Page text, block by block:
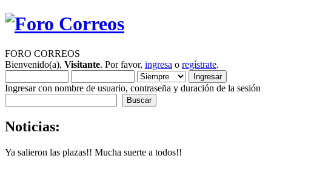
FORO CORREOS
Bienvenido(a), Visitante. Por favor, ingresa o regístrate.
Ingresar con nombre de usuario, contraseña y duración de la sesión
Noticias:
Ya salieron las plazas!! Mucha suerte a todos!!